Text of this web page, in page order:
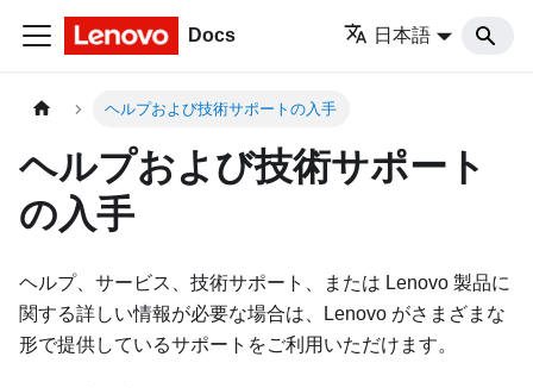
Docs 日本語
ヘルプおよび技術サポートの入手
ヘルプおよび技術サポート
の入手
ヘルプ、サービス、技術サポート、または Lenovo 製品に
関する詳しい情報が必要な場合は、Lenovo がさまざまな
形で提供しているサポートをご利用いただけます。